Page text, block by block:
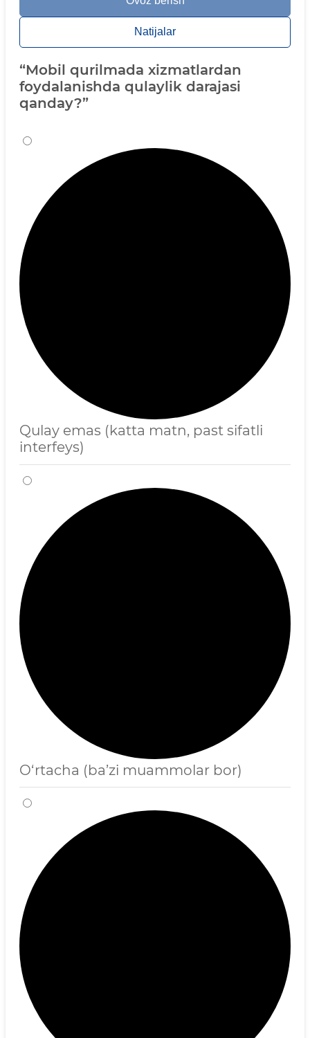
Natijalar
“Mobil qurilmada xizmatlardan
foydalanishda qulaylik darajasi
qanday?”
Qulay emas (katta matn, past sifatli
interfeys)
O‘rtacha (ba’zi muammolar bor)